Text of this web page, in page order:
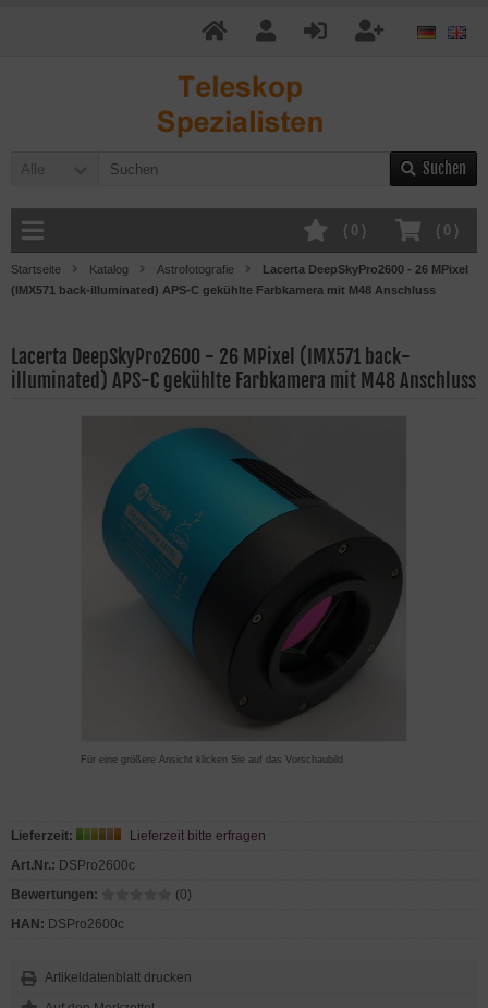
Alle Suchen
( 0 )
( 0 )
Startseite Katalog Astrofotografie
Lacerta DeepSkyPro2600 - 26 MPixel
(IMX571 back-illuminated) APS-C gekühlte Farbkamera mit M48 Anschluss
Lacerta DeepSkyPro2600 - 26 MPixel (IMX571 back-
illuminated) APS-C gekühlte Farbkamera mit M48 Anschluss
Für eine größere Ansicht klicken Sie auf das Vorschaubild
Lieferzeit:
Lieferzeit bitte erfragen
Art.Nr.: DSPro2600c
Bewertungen:
(0)
HAN: DSPro2600c
Artikeldatenblatt drucken